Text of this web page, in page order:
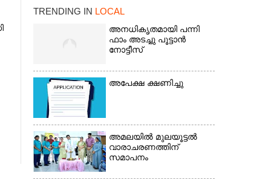
TRENDING IN LOCAL
അനധികൃതമായി പന്നി
ഫാം അടച്ചു പൂട്ടാൻ
നോട്ടീസ്
അപേക്ഷ ക്ഷണിച്ചു
അമലയിൽ മുലയൂട്ടൽ
വാരാചരണത്തിന്
സമാപനം
×